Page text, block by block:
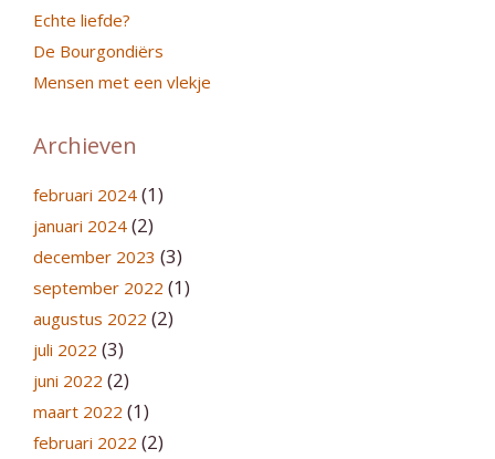
Echte liefde?
De Bourgondiërs
Mensen met een vlekje
Archieven
februari 2024 (1)
januari 2024 (2)
december 2023 (3)
september 2022 (1)
augustus 2022 (2)
juli 2022 (3)
juni 2022 (2)
maart 2022 (1)
februari 2022 (2)